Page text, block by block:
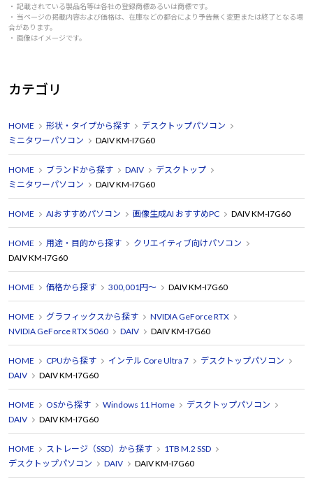
・ 記載されている製品名等は各社の登録商標あるいは商標です。
・ 当ページの掲載内容および価格は、在庫などの都合により予告無く変更または終了となる場
合があります。
・ 画像はイメージです。
カテゴリ
HOME 形状・タイプから探す
デスクトップパソコン
ミニタワーパソコン
DAIV KM-I7G60
HOME ブランドから探す DAIV
デスクトップ
ミニタワーパソコン
DAIV KM-I7G60
HOME AIおすすめパソコン 画像生成AI おすすめPC DAIV KM-I7G60
HOME 用途・目的から探す
クリエイティブ向けパソコン
DAIV KM-I7G60
HOME 価格から探す 300,001円～ DAIV KM-I7G60
HOME グラフィックスから探す
NVIDIA GeForce RTX
NVIDIA GeForce RTX 5060
DAIV DAIV KM-I7G60
HOME CPUから探す インテル Core Ultra 7
デスクトップパソコン
DAIV
DAIV KM-I7G60
HOME OSから探す Windows 11 Home
デスクトップパソコン
DAIV
DAIV KM-I7G60
HOME ストレージ（SSD）から探す
1TB M.2 SSD
デスクトップパソコン
DAIV DAIV KM-I7G60